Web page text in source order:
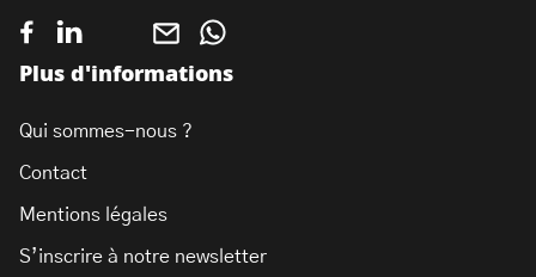
Plus d'informations
Qui sommes-nous ?
Contact
Mentions légales
S’inscrire à notre newsletter